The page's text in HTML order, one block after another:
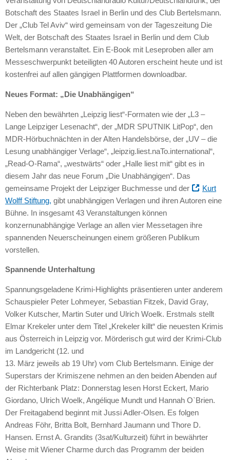
Botschaft des Staates Israel in Berlin und des Club Bertelsmann.
Der „Club Tel Aviv“ wird gemeinsam von der Tageszeitung Die
Welt, der Botschaft des Staates Israel in Berlin und dem Club
Bertelsmann veranstaltet. Ein E-Book mit Leseproben aller am
Messeschwerpunkt beteiligten 40 Autoren erscheint heute und ist
kostenfrei auf allen gängigen Plattformen downloadbar.
Neues Format: „Die Unabhängigen“
Neben den bewährten „Leipzig liest“-Formaten wie der „L3 –
Lange Leipziger Lesenacht“, der „MDR SPUTNIK LitPop“, den
MDR-Hörbuchnächten in der Alten Handelsbörse, der „UV – die
Lesung unabhängiger Verlage“, „leipzig.liest.naTo.international“,
„Read-O-Rama“, „westwärts“ oder „Halle liest mit“ gibt es in
diesem Jahr das neue Forum „Die Unabhängigen“. Das
gemeinsame Projekt der Leipziger Buchmesse und der
Kurt
Wolff Stiftung, gibt unabhängigen Verlagen und ihren Autoren eine
Bühne. In insgesamt 43 Veranstaltungen können
konzernunabhängige Verlage an allen vier Messetagen ihre
spannenden Neuerscheinungen einem größeren Publikum
vorstellen.
Spannende Unterhaltung
Spannungsgeladene Krimi-Highlights präsentieren unter anderem
Schauspieler Peter Lohmeyer, Sebastian Fitzek, David Gray,
Volker Kutscher, Martin Suter und Ulrich Woelk. Erstmals stellt
Elmar Krekeler unter dem Titel „Krekeler killt“ die neuesten Krimis
aus Österreich in Leipzig vor. Mörderisch gut wird der Krimi-Club
im Landgericht (12. und
13. März jeweils ab 19 Uhr) vom Club Bertelsmann. Einige der
Superstars der Krimiszene nehmen an den beiden Abenden auf
der Richterbank Platz: Donnerstag lesen Horst Eckert, Mario
Giordano, Ulrich Woelk, Angélique Mundt und Hannah O`Brien.
Der Freitagabend beginnt mit Jussi Adler-Olsen. Es folgen
Andreas Föhr, Britta Bolt, Bernhard Jaumann und Thore D.
Hansen. Ernst A. Grandits (3sat/Kulturzeit) führt in bewährter
Weise mit Wiener Charme durch das Programm der beiden